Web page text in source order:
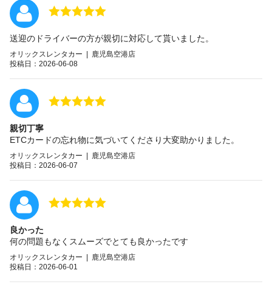
送迎のドライバーの方が親切に対応して貰いました。
オリックスレンタカー | 鹿児島空港店
投稿日：2026-06-08
親切丁寧
ETCカードの忘れ物に気づいてくださり大変助かりました。
オリックスレンタカー | 鹿児島空港店
投稿日：2026-06-07
良かった
何の問題もなくスムーズでとても良かったです
オリックスレンタカー | 鹿児島空港店
投稿日：2026-06-01